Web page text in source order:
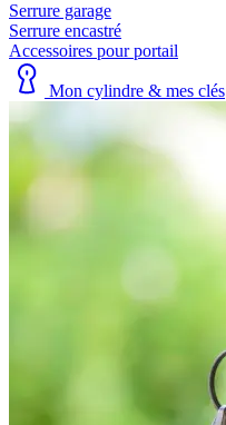
Serrure garage
Serrure encastré
Accessoires pour portail
Mon cylindre & mes clés